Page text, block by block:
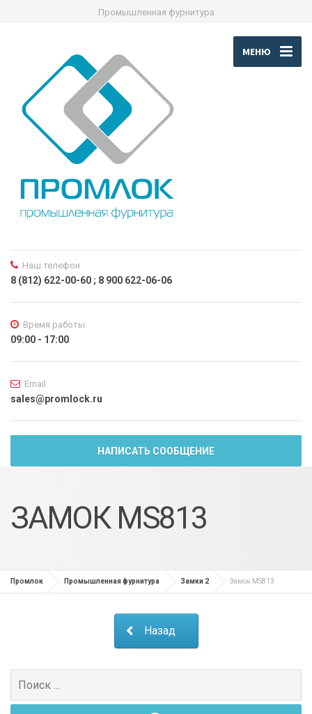
Промышленная фурнитура
МЕНЮ
Наш телефон
8 (812) 622-00-60 ; 8 900 622-06-06
Время работы
09:00 - 17:00
Email
sales@promlock.ru
НАПИСАТЬ СООБЩЕНИЕ
ЗАМОК MS813
Промлок Промышленная фурнитура Замки 2 Замок MS813
Назад
Поиск
для: